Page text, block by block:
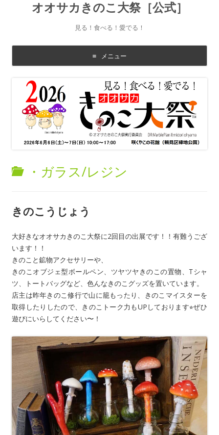
オオサカきのこ大祭［公式］
見る！食べる！愛でる！
メニュー
コ
・ガラス/レジン
きのこうじょう
大好きなオオサカきのこ大祭に2回目の出展です！！有難うござ
います！！
きのこと鉱物アクセサリーや、
きのこオブジェ型ボールペン、ツヤツヤきのこの置物、Tシャ
ツ、トートバッグなど、色んなきのこグッズを置いています。
店主は昨年きのこ修行で山に籠もったり、きのこマイスターを
取得したりしたので、きのこトーク力もUPしております⭐︎ぜひ
遊びにいらしてください〜！